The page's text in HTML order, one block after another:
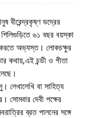
বীরেন্দ্রকৃষ্ণ ভদ্রের
৬১ বছর বয়স্কা
করতে অভ্যস্ত। লোকচক্ষুর
কথায়,এই চন্ডী ও গীতা
লেখালেখি বা সাহিত্য
সোমবার দেবী পক্ষের
ব্রত পালনের সঙ্গে